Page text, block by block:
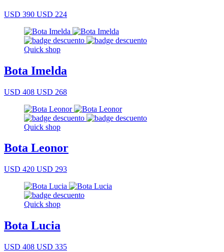
USD 390 USD 224
Quick shop
Bota Imelda
USD 408 USD 268
Quick shop
Bota Leonor
USD 420 USD 293
Quick shop
Bota Lucia
USD 408 USD 335